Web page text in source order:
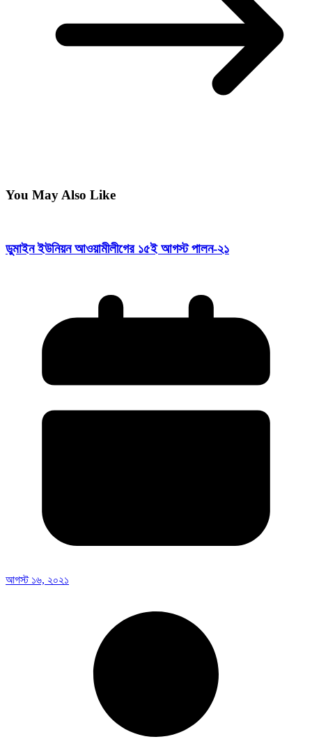
You May Also Like
ডুমাইন ইউনিয়ন আওয়ামীলীগের ১৫ই আগস্ট পালন-২১
আগস্ট ১৬, ২০২১